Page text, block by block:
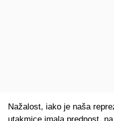
Nažalost, iako je naša